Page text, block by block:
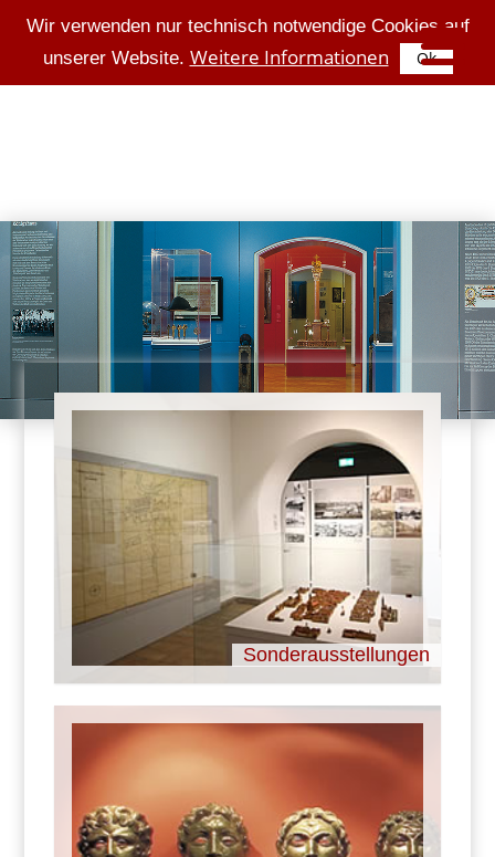
Sonderausstellungen
Wir verwenden nur technisch notwendige Cookies auf
unserer Website. Weitere Informationen Ok